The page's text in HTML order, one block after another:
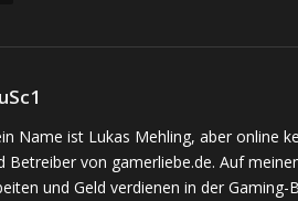
Name ist Lukas Mehling, aber online
Betreiber von gamerliebe.de. Auf
und Geld verdienen in der